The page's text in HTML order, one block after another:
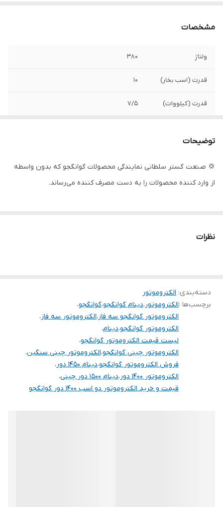
مشخصات
ولتاژ 380
قدرت (اسب بخار) 10
قدرت (کیلووات) 7/5
توضیحات
💢 صنعت گستر سلطانی نمایندگی محصولات گوانگجو که بدون واسطه
از وارد کننده محصولات را به دست مصرف کننده می‌رساند.
نظرات
دسته‌بندی: الکتروموتور
برچسب‌ها :الکتروموتور،دینام گوانگجو،گوانگجو،
الکتروموتور گوانگجو سه فاز،الکتروموتور سه فاز،
الکتروموتور گوانگجو،دینام،
لیست قیمت الکتروموتور گوانگجو،
الکتروموتور چینی گوانگجو،الکتروموتور چینی سنگین،
فروش الکتروموتور گوانگجو،دینام 1450 دور
،
الکتروموتور 1400 دور
،دینام 1500 دور چینی
،
قیمت و خرید الکتروموتور دو اسب 1400 دور گوانگجو